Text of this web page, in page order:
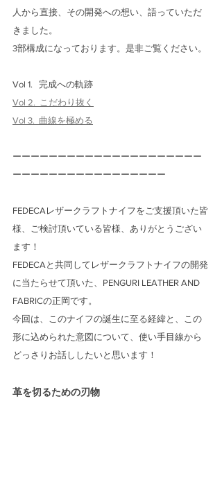
人から直接、その開発への想い、語っていただ
きました。
3部構成になっております。是非ご覧ください。
Vol 1.   完成への軌跡
Vol 2.  こだわり抜く
Vol 3.  曲線を極める
ーーーーーーーーーーーーーーーーーーーーー
ーーーーーーーーーーーーーーーーー
FEDECAレザークラフトナイフをご支援頂いた皆
様、ご検討頂いている皆様、ありがとうござい
ます！
FEDECAと共同してレザークラフトナイフの開発
に当たらせて頂いた、PENGURI LEATHER AND
FABRICの正岡です。
今回は、このナイフの誕生に至る経緯と、この
形に込められた意図について、使い手目線から
どっさりお話ししたいと思います！
革を切るための刃物